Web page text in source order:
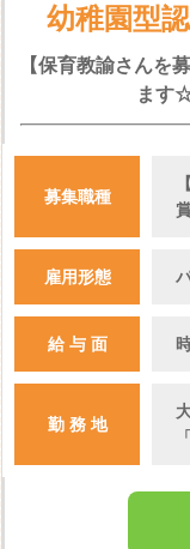
幼稚園型
【保育教諭さんを
ます
募集職種
雇用形態
給 与 面
勤 務 地